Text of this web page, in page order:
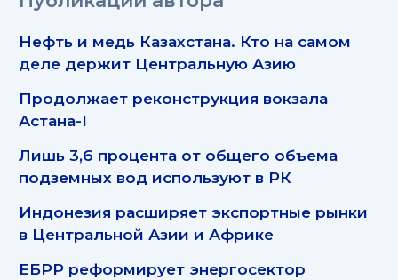
Нефть и медь Казахстана. Кто на самом
деле держит Центральную Азию
Продолжает реконструкция вокзала
Астана-I
Лишь 3,6 процента от общего объема
подземных вод используют в РК
Индонезия расширяет экспортные рынки
в Центральной Азии и Африке
ЕБРР реформирует энергосектор